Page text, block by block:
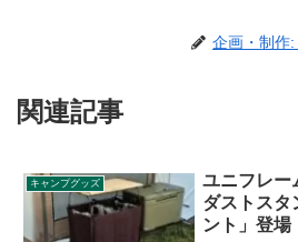
企画・制作
関連記事
キャンプグッズ
ユニフレー
ダストスタ
ント」登場